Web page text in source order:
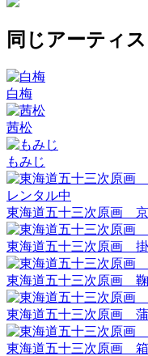
同じアーティ
白梅
茜松
もみじ
レンタル中
東海道五十三次原画
東海道五十三次原画
東海道五十三次原画
東海道五十三次原画
東海道五十三次原画 箱